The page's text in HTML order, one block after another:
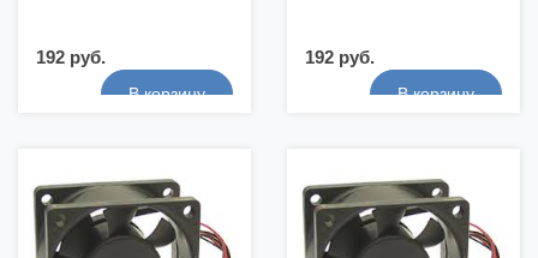
192 руб. 192 руб.